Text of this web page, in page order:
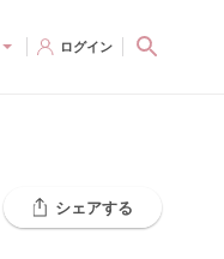
ログイン
シェアする